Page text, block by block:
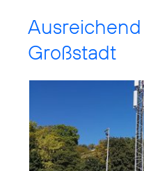
Großstadt